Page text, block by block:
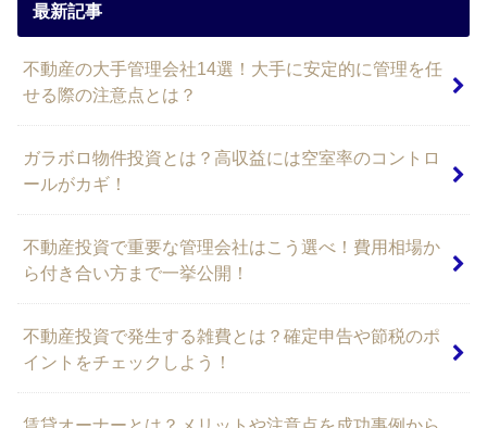
最新記事
不動産の大手管理会社14選！大手に安定的に管理を任
せる際の注意点とは？
ガラボロ物件投資とは？高収益には空室率のコントロ
ールがカギ！
不動産投資で重要な管理会社はこう選べ！費用相場か
ら付き合い方まで一挙公開！
不動産投資で発生する雑費とは？確定申告や節税のポ
イントをチェックしよう！